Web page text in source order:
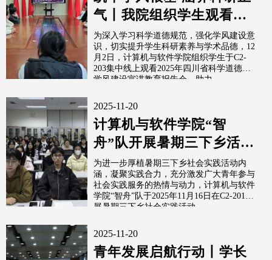
气丨我院组织学生观看省
科学道德和学风建设宣讲
教育报告会
为深入学习科学道德规范，强化学风建设意
识，切实提升学生科研素养与学术品德，12
月2日，计算机与软件学院组织学生于C2-
203集中线上观看2025年四川省科学道德和
学风建设宣讲教育报告会，助力...
2025-11-20
计算机与软件学院“智
舟”队开展暑期三下乡活动
总结交流会
为进一步厚植暑期三下乡社会实践活动内
涵，凝聚实践合力，充分激发广大青年参与
社会实践服务的热情与动力，计算机与软件
学院“智舟”队于2025年11月16日在C2-201开
展暑期三下乡社会实践活动...
2025-11-20
青年发展启航行动丨学长